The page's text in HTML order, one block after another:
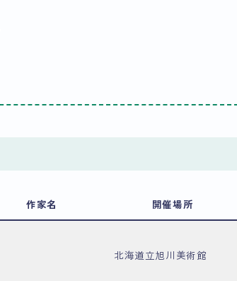
作家名 開催場所
北海道立旭川美術館